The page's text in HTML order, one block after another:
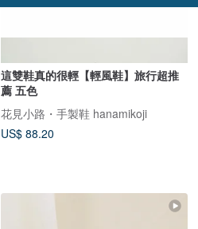
這雙鞋真的很輕【輕風鞋】旅行超推
薦 五色
花見小路・手製鞋 hanamikoji
US$ 88.20